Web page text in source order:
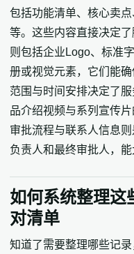
包括功能清单、核心卖
等。这些内容直接决定
则包括企业Logo、标准
册或视觉元素，它们能
范围与时间安排决定了
品介绍视频与系列宣传
审批流程与联系人信息则
负责人和最终审批人，
如何系统整理这
对清单
知道了需要整理哪些记